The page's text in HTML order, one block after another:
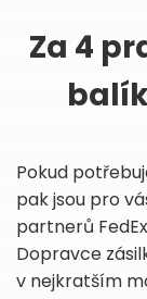
Za 4
Pokud
pak jsou pro
partnerů FedEx
Dopravce
v nejkratším